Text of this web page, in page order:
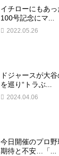
イチローにもあ
100号記念にマ...
2022.05.26
ドジャースが大
を巡り“トラぶ...
2024.04.06
今日開催のプロ
期待と不安…「...